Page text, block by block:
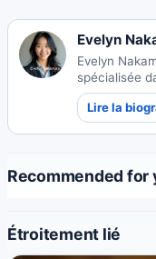
Evelyn
Evelyn
spécialisée
perspicaces
évolution du
Lire la
Recommended for
Étroitement lié